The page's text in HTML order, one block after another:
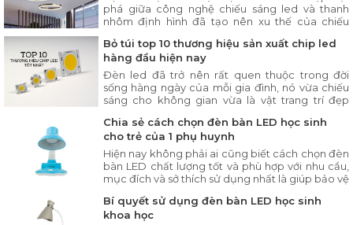
phá giữa công nghệ chiếu sáng led và thanh
nhôm định hình đã tạo nên xu thế của chiếu
Bỏ túi top 10 thương hiệu sản xuất chip led
hàng đầu hiện nay
Đèn led đã trở nên rất quen thuộc trong đời
sống hàng ngày của mỗi gia đình, nó vừa chiếu
sáng cho không gian vừa là vật trang trí đẹp
điện năng.
Chia sẻ cách chọn đèn bàn LED học sinh
cho trẻ của 1 phụ huynh
Hiện nay không phải ai cũng biết cách chọn đèn
bàn LED chất lượng tốt và phù hợp với nhu cầu,
mục đích và sở thích sử dụng nhất là giúp bảo vệ
Bí quyết sử dụng đèn bàn LED học sinh
khoa học